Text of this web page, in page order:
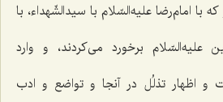
امام‌رضا علیه‌السّلام با سیدالشّهداء، با
علیه‌السّلام برخورد می‌كردند، و وارد
و اظهار تذلُل در آنجا و تواضع و ادب